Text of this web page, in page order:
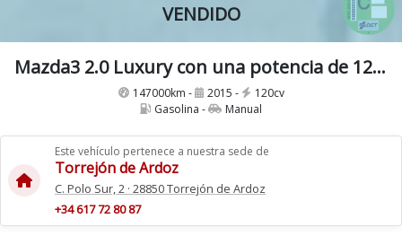
VENDIDO
Mazda3 2.0 Luxury con una potencia de 120 Cv Etiqueta C Libro Mantenimiento Nacional
147000km - 2015 -
120cv
Gasolina -
Manual
Este vehículo pertenece a nuestra sede de
Torrejón de Ardoz
C. Polo Sur, 2 · 28850 Torrejón de Ardoz
+34 617 72 80 87